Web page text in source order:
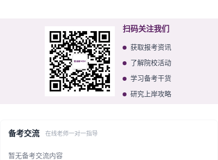
扫码关注我们
获取报考资讯
了解院校活动
学习备考干货
研究上岸攻略
备考交流 在线老师一对一指导
暂无备考交流内容